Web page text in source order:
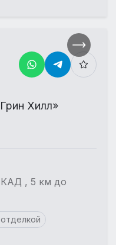
Хилл»
, 5 км до